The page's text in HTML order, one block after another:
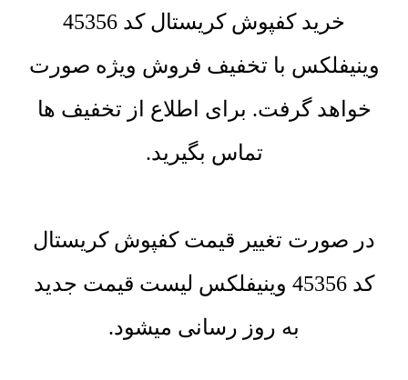
خرید کفپوش کریستال کد 45356
وینیفلکس با تخفیف فروش ویژه صورت
خواهد گرفت. برای اطلاع از تخفیف ها
تماس بگیرید.
در صورت تغییر قیمت کفپوش کریستال
کد 45356 وینیفلکس لیست قیمت جدید
به روز رسانی میشود.